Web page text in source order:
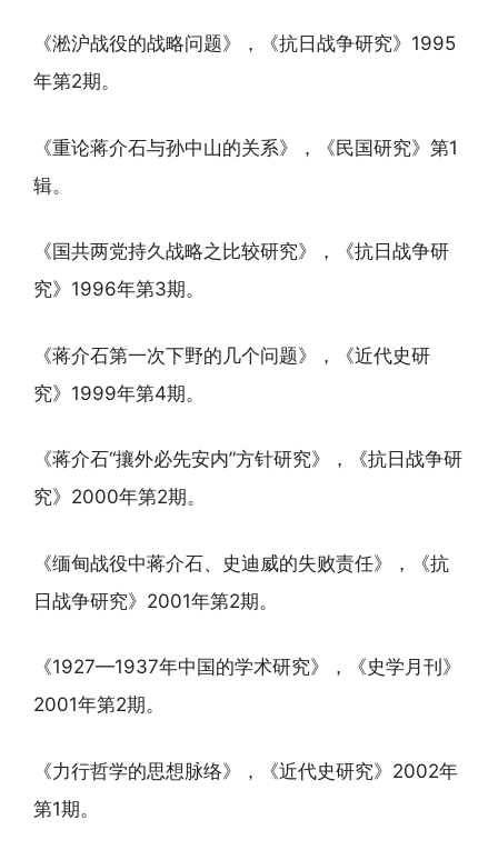
《淞沪战役的战略问题》，《抗日战争研究》1995
年第2期。
《重论蒋介石与孙中山的关系》，《民国研究》第1
辑。
《国共两党持久战略之比较研究》，《抗日战争研
究》1996年第3期。
《蒋介石第一次下野的几个问题》，《近代史研
究》1999年第4期。
《蒋介石“攘外必先安内”方针研究》，《抗日战争研
究》2000年第2期。
《缅甸战役中蒋介石、史迪威的失败责任》，《抗
日战争研究》2001年第2期。
《1927—1937年中国的学术研究》，《史学月刊》
2001年第2期。
《力行哲学的思想脉络》，《近代史研究》2002年
第1期。